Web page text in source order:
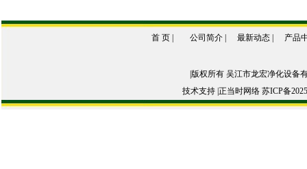
首 页| 公司简介 最新动态 产品
|版权所有 吴江市龙宏净化设备
技术支持 | 正当时网络 苏ICP备